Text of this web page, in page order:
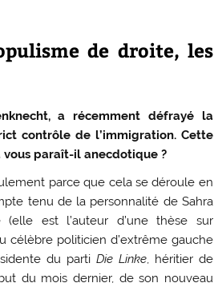
de droite, les
a récemment défrayé la
contrôle de l’immigration. Cette
vous paraît-il anecdotique ?
parce que cela se déroule en
tenu de la personnalité de Sahra
est l’auteur d’une thèse sur
célèbre politicien d’extrême gauche
du parti Die Linke, héritier de
du mois dernier, de son nouveau